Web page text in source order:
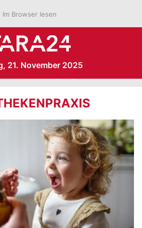
Im Browser lesen
21. November 2025